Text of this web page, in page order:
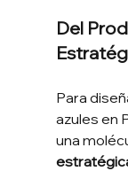
Del
Para
azules en
una